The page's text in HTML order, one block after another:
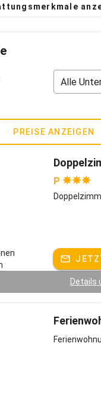
Alle
PREISE ANZEIGEN
P
Details